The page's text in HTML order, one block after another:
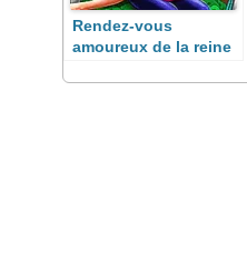
Rendez-vous
amoureux de la reine